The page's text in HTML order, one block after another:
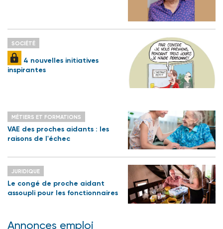
SOCIÉTÉ
4 nouvelles initiatives
inspirantes
MÉTIERS ET FORMATIONS
VAE des proches aidants : les
raisons de l'échec
JURIDIQUE
Le congé de proche aidant
assoupli pour les fonctionnaires
Annonces emploi